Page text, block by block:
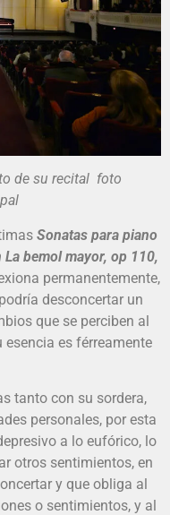
de su recital foto
Sonatas para piano
La bemol mayor, op 110,
permanentemente,
desconcertar un
que se perciben al
esencia es férreamente
tanto con su sordera,
personales, por esta
a lo eufórico, lo
otros sentimientos, en
y que obliga al
o sentimientos, y al